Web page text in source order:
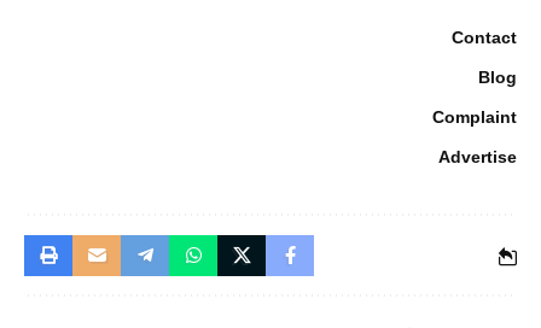
Contact
Blog
Complaint
Advertise